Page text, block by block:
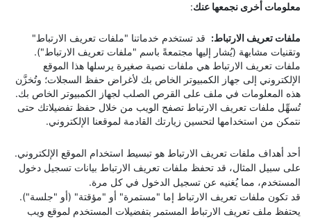
معلومات أخرى نجمعها عنك:
ملفات تعريف الارتباط: قد تستخدم خدماتنا "ملفات تعريف الارتباط"
وتقنيات مشابهة (يُشار إليها مجتمعةً باسم "ملفات تعريف الارتباط").
ملفات تعريف الارتباط هي ملفات نصية صغيرة يرسلها هذا الموقع
الإلكتروني إلى جهاز الكمبيوتر الخاص بك لأغراض حفظ السجلات؛ وتُخزَّن
هذه المعلومات في ملف على القرص الصلب لجهاز الكمبيوتر الخاص بك.
تُسهِّل ملفات تعريف الارتباط تصفح الويب من خلال حفظ تفضيلاتك حتى
نتمكن من استخدامها لتحسين زيارتك القادمة لموقعنا الإلكتروني.
أحد أهداف ملفات تعريف الارتباط هو تبسيط استخدام الموقع الإلكتروني.
على سبيل المثال، قد تحفظ ملفات تعريف الارتباط بيانات تسجيل دخول
المستخدم، مما يُغنيه عن تسجيل الدخول في كل مرة.
قد تكون ملفات تعريف الارتباط إما "مستمرة" أو "مؤقتة" (أو "جلسة").
يحتفظ ملف تعريف الارتباط المستمر بتفضيلات المستخدم لموقع ويب